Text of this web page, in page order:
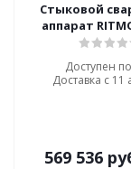
Стыковой
аппарат
Доступен
Доставка с 11
569 536